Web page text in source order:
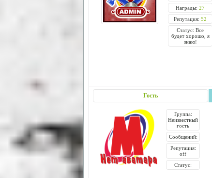
Награды: 27
Репутация: 52
Статус: Все
будет хорошо, я
знаю!
Гость
Группа:
Неизвестный
гость
Сообщений:
Репутация:
off
Статус: